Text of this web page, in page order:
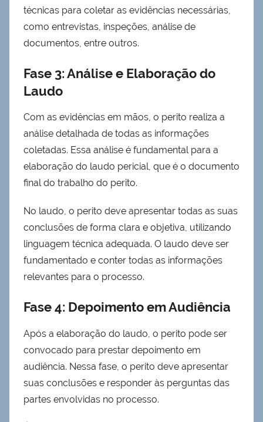
técnicas para coletar as evidências necessárias,
como entrevistas, inspeções, análise de
documentos, entre outros.
Fase 3: Análise e Elaboração do
Laudo
Com as evidências em mãos, o perito realiza a
análise detalhada de todas as informações
coletadas. Essa análise é fundamental para a
elaboração do laudo pericial, que é o documento
final do trabalho do perito.
No laudo, o perito deve apresentar todas as suas
conclusões de forma clara e objetiva, utilizando
linguagem técnica adequada. O laudo deve ser
fundamentado e conter todas as informações
relevantes para o processo.
Fase 4: Depoimento em Audiência
Após a elaboração do laudo, o perito pode ser
convocado para prestar depoimento em
audiência. Nessa fase, o perito deve apresentar
suas conclusões e responder às perguntas das
partes envolvidas no processo.